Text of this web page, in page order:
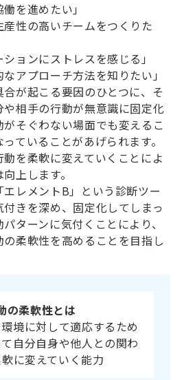
を進めたい」
産性の高いチームをつくりた
ョンにストレスを感じる」
なアプローチ方法を知りたい」
が起こる要因のひとつに、そ
相手の行動が無意識に固定化
そぐわない場面でも変えるこ
ていることがあげられます。
を柔軟に変えていくことによ
上します。
レメントB」という診断ツー
きを深め、固定化してしまっ
ターンに気付くことにより、
柔軟性を高めることを目指し
の柔軟性とは
境に対して適応するため
自分自身や他人との関わ
に変えていく能力